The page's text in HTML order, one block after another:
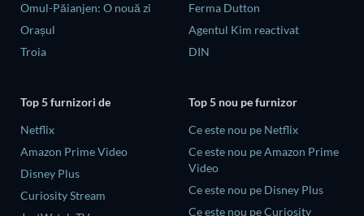
Omul-Păianjen: O nouă zi
Orașul
Troia
Ferma Dutton
Agentul Kim reactivat
DIN
Top 5 furnizori de
Netflix
Amazon Prime Video
Disney Plus
Curiosity Stream
Top 5 nou pe furnizor
Ce este nou pe Netflix
Ce este nou pe Amazon Prime
Video
Ce este nou pe Disney Plus
Ce este nou pe Curiosity